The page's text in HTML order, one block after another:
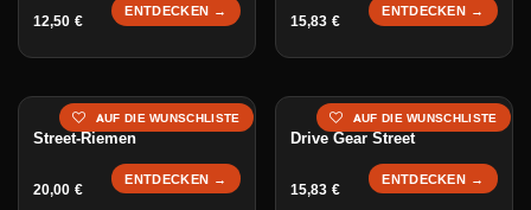
12,50 €
ENTDECKEN →
15,83€
ENTDECKEN →
Street-Riemen
20,00 €
ENTDECKEN →
AUF DIE WUNSCHLISTE
Drive Gear Street
15,83€
ENTDECKEN →
AUF DIE WUNSCHLISTE